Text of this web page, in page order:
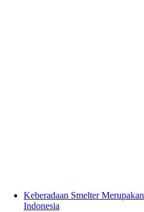
Keberadaan Smelter
Indonesia